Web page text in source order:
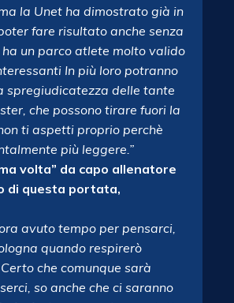
la Unet ha dimostrato già in
fare risultato anche senza
un parco atlete molto valido
In più loro potranno
spregiudicatezza delle tante
che possono tirare fuori la
ti aspetti proprio perchè
più leggere.”
volta” da capo allenatore
di questa portata,
avuto tempo per pensarci,
quando respirerò
che comunque sarà
so anche che ci saranno